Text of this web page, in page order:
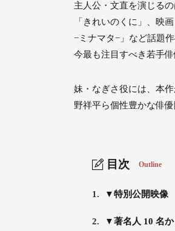
主⼈公・⽂直を演じる
「きれいのくに」、映
−ミナマタ−」など話題
今最も注⽬すべき若⼿俳
妹・なぎさ役には、本
野祥平ら個性豊かな俳
目次 Outline
1. ▼特別公開映像
2. ▼著名人 10 名